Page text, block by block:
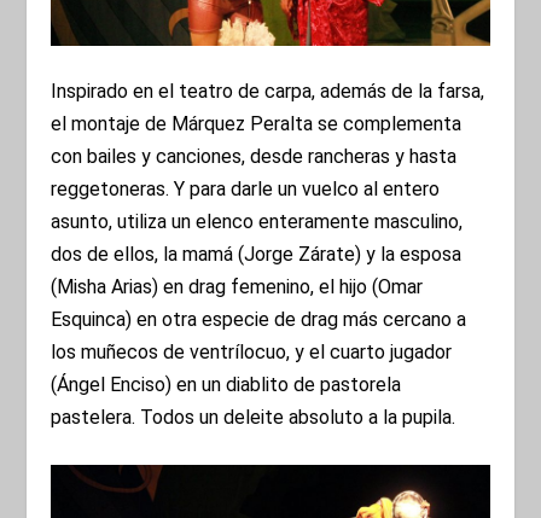
Inspirado en el teatro de carpa, además de la farsa,
el montaje de Márquez Peralta se complementa
con bailes y canciones, desde rancheras y hasta
reggetoneras. Y para darle un vuelco al entero
asunto, utiliza un elenco enteramente masculino,
dos de ellos, la mamá (Jorge Zárate) y la esposa
(Misha Arias) en drag femenino, el hijo (Omar
Esquinca) en otra especie de drag más cercano a
los muñecos de ventrílocuo, y el cuarto jugador
(Ángel Enciso) en un diablito de pastorela
pastelera. Todos un deleite absoluto a la pupila.